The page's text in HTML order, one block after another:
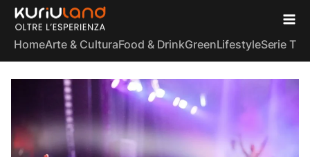
HomeArte & CulturaFood & DrinkGreenLifestyleSerie TV